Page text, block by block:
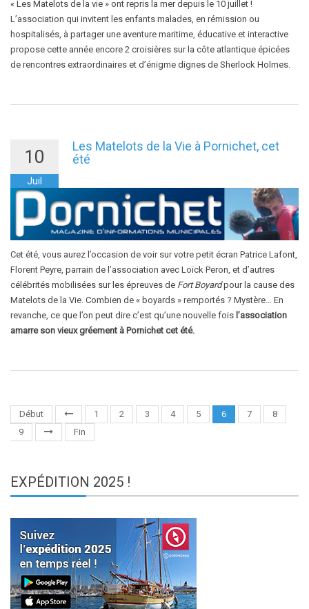
« Les Matelots de la vie » ont repris la mer depuis le 10 juillet !
L’association qui invitent les enfants malades, en rémission ou
hospitalisés, à partager une aventure maritime, éducative et interactive
propose cette année encore 2 croisières sur la côte atlantique épicées
de rencontres extraordinaires et d’énigme dignes de Sherlock Holmes.
10
Juil
Les Matelots de la Vie à Pornichet, cet
été
Cet été, vous aurez l’occasion de voir sur votre petit écran Patrice Lafont,
Florent Peyre, parrain de l’association avec Loïck Peron, et d’autres
célébrités mobilisées sur les épreuves de Fort Boyardpour la cause des
Matelots de la Vie. Combien de « boyards » remportés ? Mystère… En
revanche, ce que l’on peut dire c’est qu’une nouvelle fois l’association
amarre son vieux gréement à Pornichet cet été.
Début 1 2 3 4 5 6 7
8
9
Fin
EXPÉDITION 2025 !